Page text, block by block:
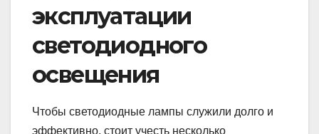
эксплуатации
светодиодного
освещения
Чтобы светодиодные лампы служили долго и
эффективно, стоит учесть несколько